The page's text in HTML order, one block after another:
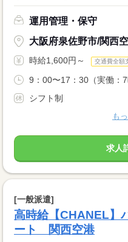
運用管理・保守
大阪府泉佐野市/関西
時給1,600円～ 交通費全額
9：00〜17：30（実働：
シフト制
も
求人
[一般派遣]
高時給【CHANEL】
ート 関西空港